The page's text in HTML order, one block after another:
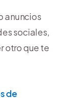
anuncios
sociales,
otro que te
de